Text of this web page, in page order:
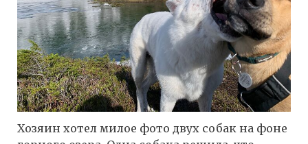
Хозяин хотел милое фото двух собак на фоне